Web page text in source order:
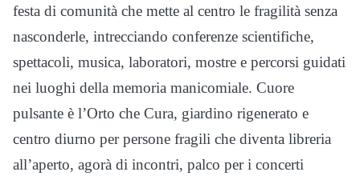
festa di comunità che mette al centro le fragilità senza
nasconderle, intrecciando conferenze scientifiche,
spettacoli, musica, laboratori, mostre e percorsi guidati
nei luoghi della memoria manicomiale. Cuore
pulsante è l’Orto che Cura, giardino rigenerato e
centro diurno per persone fragili che diventa libreria
all’aperto, agorà di incontri, palco per i concerti